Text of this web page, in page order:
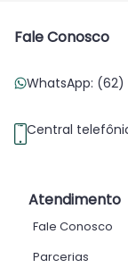
Fale Conosco
WhatsApp:
Central
Atendimento
Fale Conosco
Parcerias